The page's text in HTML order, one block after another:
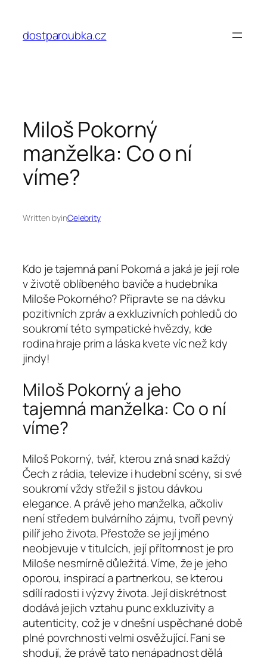
obsahdostparoubka.cz
Miloš Pokorný
manželka: Co o ní
víme?
Written byinCelebrity
Kdo je tajemná paní Pokorná a jaká je její role
v životě oblíbeného baviče a hudebníka
Miloše Pokorného? Připravte se na dávku
pozitivních zpráv a exkluzivních pohledů do
soukromí této sympatické hvězdy, kde
rodina hraje prim a láska kvete víc než kdy
jindy!
Miloš Pokorný a jeho
tajemná manželka: Co o ní
víme?
Miloš Pokorný, tvář, kterou zná snad každý
Čech z rádia, televize i hudební scény, si své
soukromí vždy střežil s jistou dávkou
elegance. A právě jeho manželka, ačkoliv
není středem bulvárního zájmu, tvoří pevný
pilíř jeho života. Přestože se její jméno
neobjevuje v titulcích, její přítomnost je pro
Miloše nesmírně důležitá. Víme, že je jeho
oporou, inspirací a partnerkou, se kterou
sdílí radosti i výzvy života. Její diskrétnost
dodává jejich vztahu punc exkluzivity a
autenticity, což je v dnešní uspěchané době
plné povrchnosti velmi osvěžující. Fani se
shodují, že právě tato nenápadnost dělá